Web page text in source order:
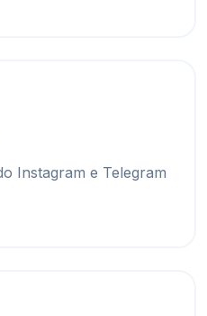
Instagram e Telegram